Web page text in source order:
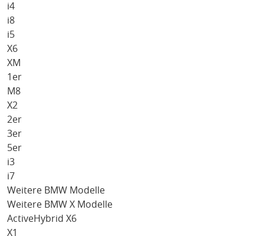
i4
i8
i5
X6
XM
1er
M8
X2
2er
3er
5er
i3
i7
Weitere BMW Modelle
Weitere BMW X Modelle
ActiveHybrid X6
X1